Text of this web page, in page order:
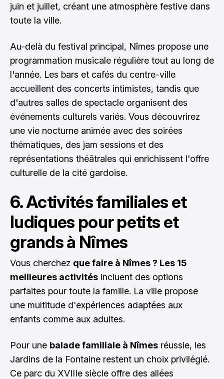
juin et juillet, créant une atmosphère festive dans
toute la ville.
Au-delà du festival principal, Nîmes propose une
programmation musicale régulière tout au long de
l'année. Les bars et cafés du centre-ville
accueillent des concerts intimistes, tandis que
d'autres salles de spectacle organisent des
événements culturels variés. Vous découvrirez
une vie nocturne animée avec des soirées
thématiques, des jam sessions et des
représentations théâtrales qui enrichissent l'offre
culturelle de la cité gardoise.
6. Activités familiales et
ludiques pour petits et
grands à Nîmes
Vous cherchez que faire à Nîmes ? Les 15
meilleures activités incluent des options
parfaites pour toute la famille. La ville propose
une multitude d'expériences adaptées aux
enfants comme aux adultes.
Pour une balade familiale à Nîmes réussie, les
Jardins de la Fontaine restent un choix privilégié.
Ce parc du XVIIIe siècle offre des allées